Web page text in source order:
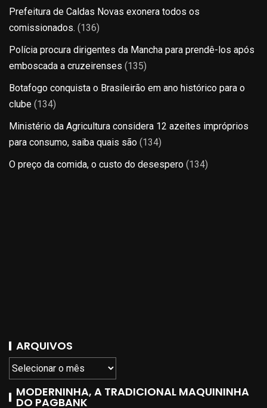
Prefeitura de Caldas Novas exonera todos os
comissionados. (136)
Polícia procura dirigentes da Mancha para prendê-los após
emboscada a cruzeirenses (135)
Botafogo conquista o Brasileirão em ano histórico para o
clube (134)
Ministério da Agricultura considera 12 azeites impróprios
para consumo, saiba quais são (134)
O preço da comida, o custo do desespero (134)
ARQUIVOS
MODERNINHA, A TRADICIONAL MAQUININHA
DO PAGBANK